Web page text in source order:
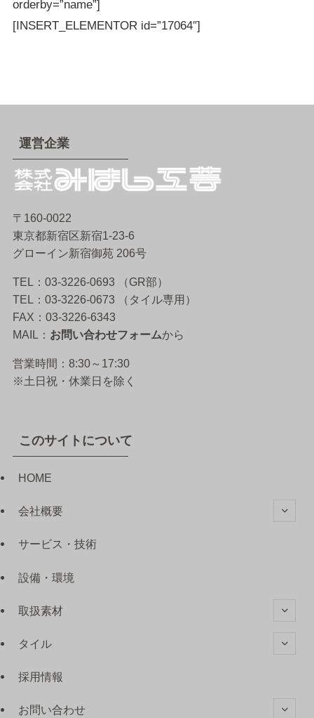
orderby=”name”]
[INSERT_ELEMENTOR id=”17064″]
運営企業
〒160-0022
東京都新宿区新宿1-23-6
グローイン新宿御苑 206号
TEL：03-3226-0693 （GR部）
TEL：03-3226-0673 （タイル専用）
FAX：03-3226-6343
MAIL： お問い合わせフォームから
営業時間：8:30～17:30
※土日祝・休業日を除く
このサイトについて
HOME
会社概要
サービス・技術
設備・環境
取扱素材
タイル
採用情報
お問い合わせ